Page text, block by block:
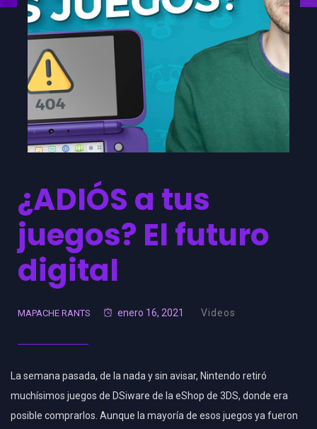
¿ADIÓS a tus
juegos? El futuro
digital
MAPACHE RANTS enero 16, 2021 Videos
La semana pasada, de la nada y sin avisar, Nintendo retiró
muchísimos juegos de DSiware de la eShop de 3DS, donde era
posible comprarlos. Aunque la mayoría de esos juegos ya fueron